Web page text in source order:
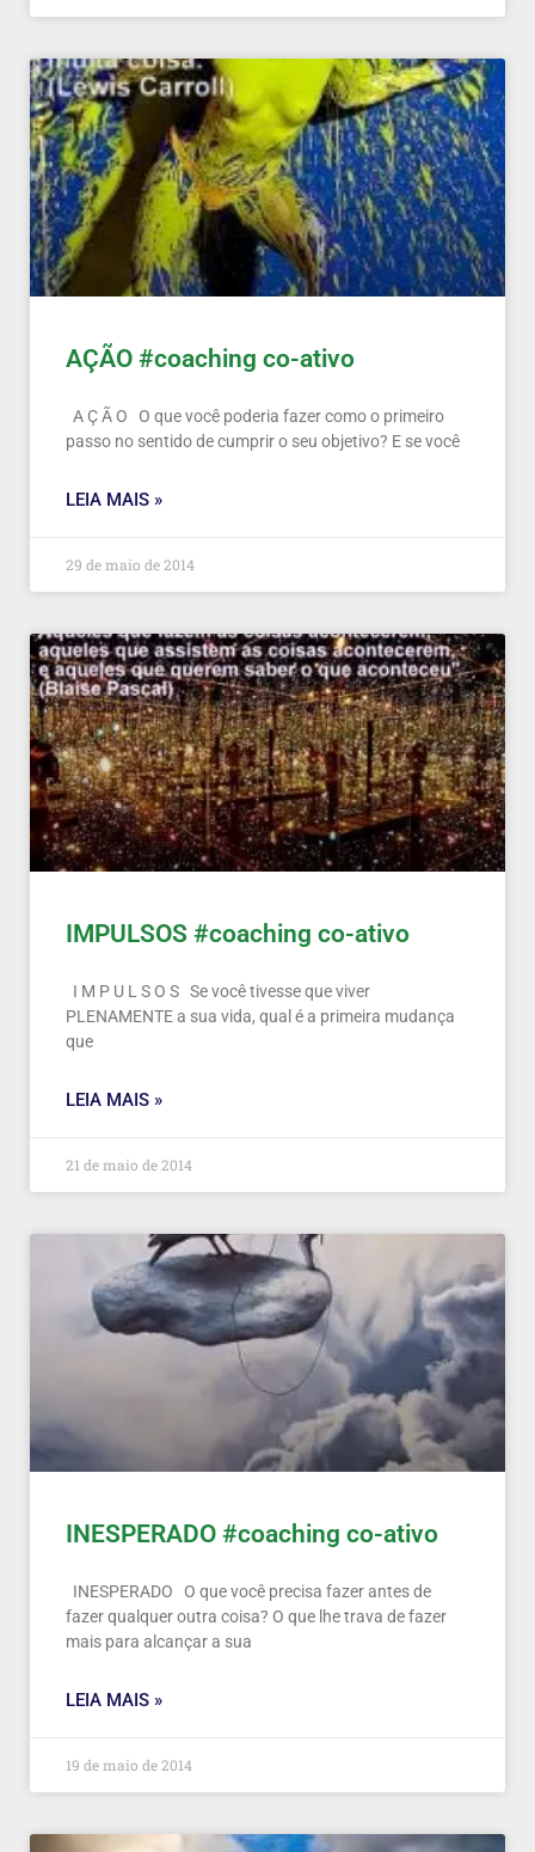
AÇÃO #coaching co-ativo
A Ç Ã O O que você poderia fazer como o primeiro
passo no sentido de cumprir o seu objetivo? E se você
LEIA MAIS »
29 de maio de 2014
IMPULSOS #coaching co-ativo
I M P U L S O S Se você tivesse que viver
PLENAMENTE a sua vida, qual é a primeira mudança
que
LEIA MAIS »
21 de maio de 2014
INESPERADO #coaching co-ativo
INESPERADO O que você precisa fazer antes de
fazer qualquer outra coisa? O que lhe trava de fazer
mais para alcançar a sua
LEIA MAIS »
19 de maio de 2014